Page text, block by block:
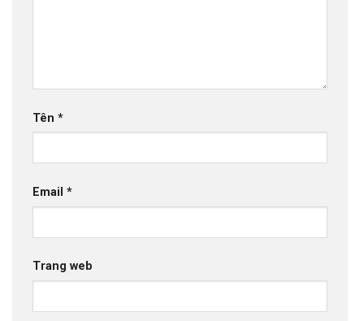
Tên *
Email *
Trang web